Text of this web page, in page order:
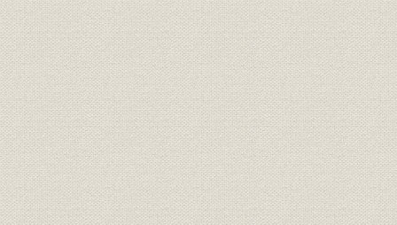
1 鹿鳴館時代と女性の洋装化
2 日清・日露戦争と産業の発達
3 鹿鳴館後の服装の変遷
第五章 シンガーミシンの日本進出
1 シンガーミシンの上陸
2 ミシンの国産化への努力